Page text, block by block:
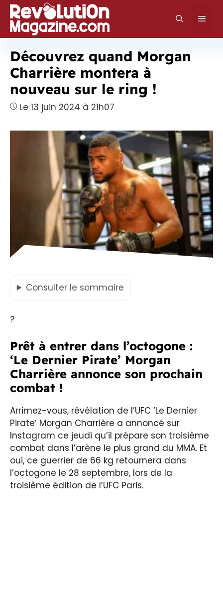
Aller
au
contenu
Découvrez quand Morgan
Charrière montera à
nouveau sur le ring !
Le 13 juin 2024 à 21h07
Consulter le sommaire
?
Prêt à entrer dans l’octogone :
‘Le Dernier Pirate’ Morgan
Charrière annonce son prochain
combat !
Arrimez-vous, révélation de l’UFC ‘Le Dernier
Pirate’ Morgan Charrière a annoncé sur
Instagram ce jeudi qu’il prépare son troisième
combat dans l’arène le plus grand du MMA. Et
oui, ce guerrier de 66 kg retournera dans
l’octogone le 28 septembre, lors de la
troisième édition de l’UFC Paris.